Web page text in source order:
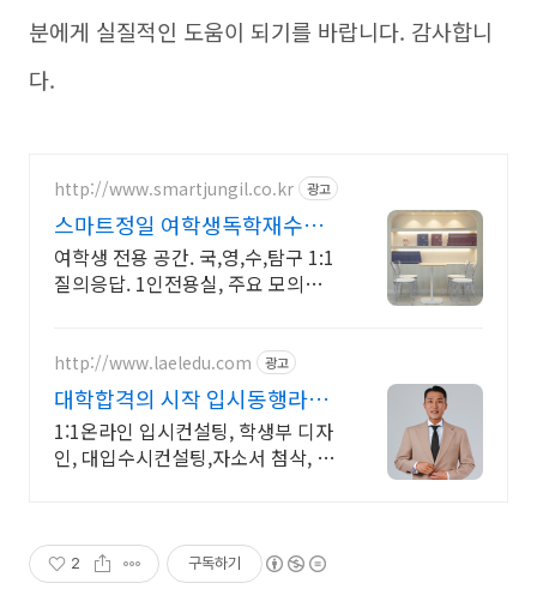
분에게 실질적인 도움이 되기를 바랍니다. 감사합니
다.
http://www.smartjungil.co.kr 광고
스마트정일 여학생독학재수학
원
여학생 전용 공간. 국,영,수,탐구 1:1
질의응답. 1인전용실, 주요 모의고
http://www.laeledu.com 광고
대학합격의 시작 입시동행라엘
실력과 경험을 갖춘 컨설턴트
1:1온라인 입시컨설팅, 학생부 디자
인, 대입수시컨설팅,자소서 첨삭, 면
2 구독하기